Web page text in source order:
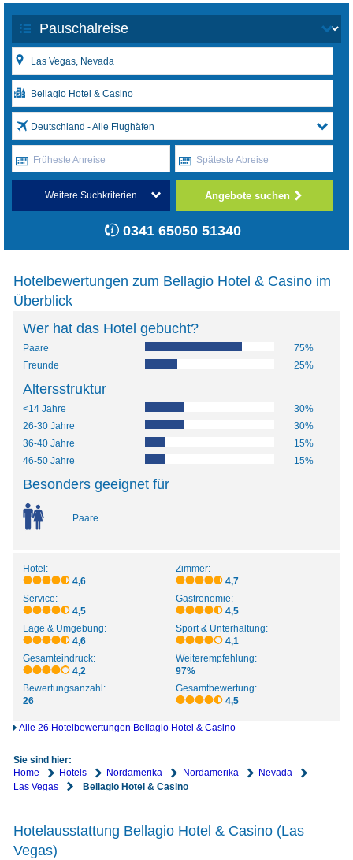
Deutschland - Alle Flughäfen
Früheste Anreise Späteste Abreise
Weitere Suchkriterien Angebote suchen
0341 65050 51340
Hotelbewertungen zum Bellagio Hotel & Casino im
Überblick
Wer hat das Hotel gebucht?
Paare
75%
Freunde
25%
Altersstruktur
<14 Jahre
30%
26-30 Jahre
30%
36-40 Jahre
15%
46-50 Jahre
15%
Besonders geeignet für
Paare
Hotel:
4,6
Zimmer:
4,7
Service:
4,5
Gastronomie:
4,5
Lage & Umgebung:
4,6
Sport & Unterhaltung:
4,1
Gesamteindruck:
4,2
Weiterempfehlung:
97%
Bewertungsanzahl:
26
Gesamtbewertung:
4,5
Alle 26 Hotelbewertungen Bellagio Hotel & Casino
Sie sind hier:
Home
Hotels Nordamerika Nordamerika
Nevada
Las Vegas
Bellagio Hotel & Casino
Hotelausstattung Bellagio Hotel & Casino (Las
Vegas)